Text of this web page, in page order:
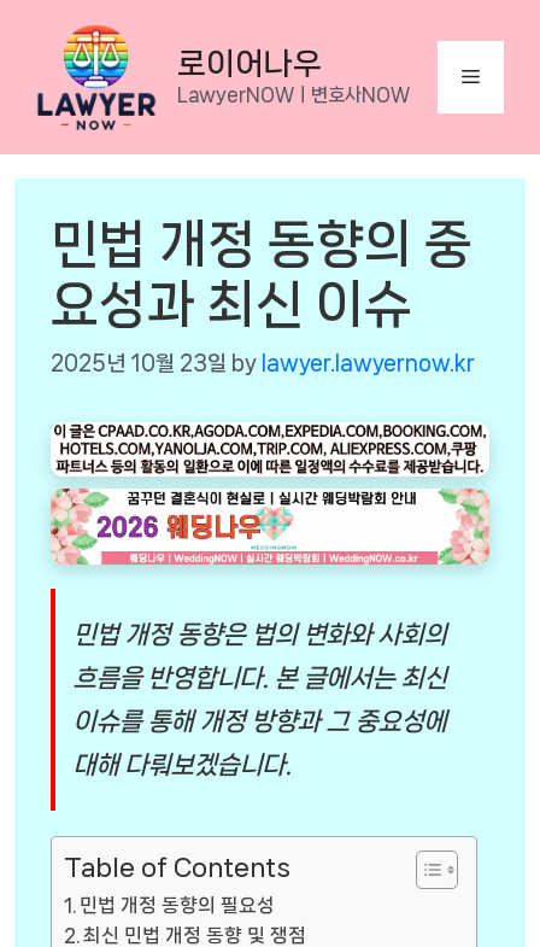
content
로이어나우
LawyerNOWㅣ변호사NOW
Menu
민법 개정 동향의 중
요성과 최신 이슈
2025년 10월 23일 by lawyer.lawyernow.kr
민법 개정 동향은 법의 변화와 사회의
흐름을 반영합니다. 본 글에서는 최신
이슈를 통해 개정 방향과 그 중요성에
대해 다뤄보겠습니다.
Table of Contents
민법 개정 동향의 필요성
최신 민법 개정 동향 및 쟁점